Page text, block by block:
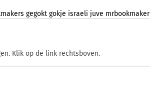
gegokt gokje israeli juve mrbookmaker
Klik op de link rechtsboven.